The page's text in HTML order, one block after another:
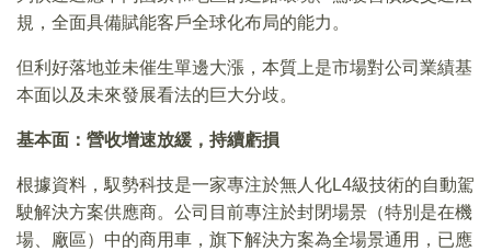
規，全面具備賦能客戶全球化布局的能力。
但利好落地並未催生單邊大漲，本質上是市場對公司業績基
本面以及未來發展看法的巨大分歧。
基本面：營收增速放緩，持續虧損
根據資料，馭勢科技是一家專注於無人化L4級技術的自動駕
駛解決方案供應商。公司目前專注於封閉場景（特別是在機
場、廠區）中的商用車，旗下解決方案為全場景通用，已應